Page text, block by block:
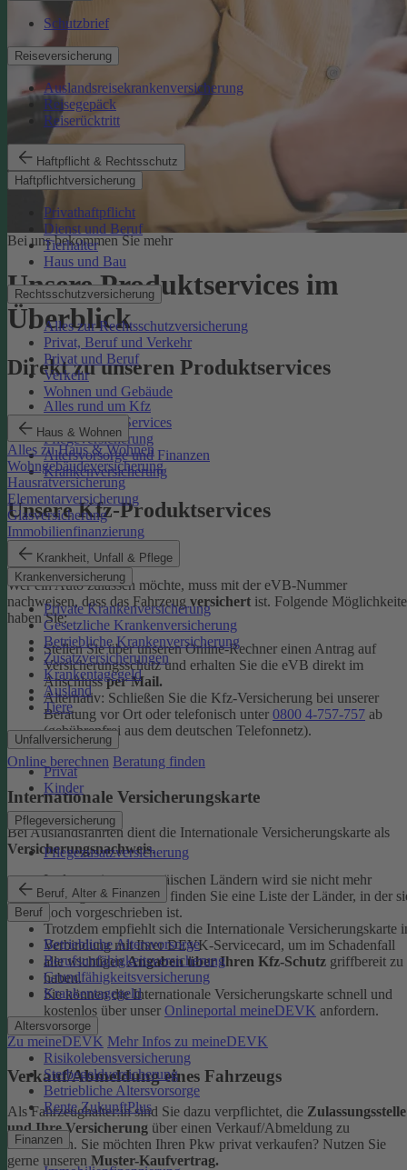
Schutzbrief
Reiseversicherung
Auslandsreisekrankenversicherung
Reisegepäck
Reiserücktritt
Haftpflicht & Rechtsschutz
Haftpflichtversicherung
Privathaftpflicht
Dienst und Beruf
Tierhalter
Haus und Bau
Rechtsschutzversicherung
Alles zur Rechtsschutzversicherung
Privat, Beruf und Verkehr
Privat und Beruf
Verkehr
Wohnen und Gebäude
Haus & Wohnen
Alles zu Haus & Wohnen
Wohngebäudeversicherung
Hausratversicherung
Elementarversicherung
Glasversicherung
Immobilienfinanzierung
Krankheit, Unfall & Pflege
Krankenversicherung
Private Krankenversicherung
Gesetzliche Krankenversicherung
Betriebliche Krankenversicherung
Zusatzversicherungen
Krankentagegeld
Ausland
Tiere
Unfallversicherung
Privat
Kinder
Pflegeversicherung
Pflegezusatzversicherung
Beruf, Alter & Finanzen
Beruf
Betriebliche Altersvorsorge
Berufsunfähigkeitsversicherung
Grundfähigkeitsversicherung
Krankentagegeld
Altersvorsorge
Risikolebensversicherung
Sterbegeldversicherung
Betriebliche Altersvorsorge
Rente ZukunftPlus
Finanzen
Bei uns bekommen Sie mehr
Unsere Produktservices im
Überblick
Direkt zu unseren Produktservices
Alles rund um Kfz
Rechtsschutz-Services
Pflegeversicherung
Altersvorsorge und Finanzen
Krankenversicherung
Unsere Kfz-Produktservices
eVB-Nummer
Wer ein Auto zulassen möchte, muss mit der eVB-Nummer
nachweisen, dass das Fahrzeug versichert ist. Folgende
haben Sie:
Stellen Sie über unseren Online-Rechner einen Antrag auf
Versicherungsschutz und erhalten Sie die eVB direkt im
Anschlussper Mail.
Alternativ: Schließen Sie die Kfz-​Versicherung bei unserer
Beratung vor Ort oder telefonisch unter 0800 4-​757-757 ab
(gebührenfrei aus dem deutschen Telefonnetz).
Online berechnen Beratung finden
Internationale Versicherungskarte
Bei Auslandsfahrten dient die Internationale Versicherungskarte als
Versicherungsnachweis.
In den meisten europäischen Ländern wird sie nicht mehr
verlangt. In denFAQ
finden Sie eine Liste der Länder, in der
noch vorgeschrieben ist.
Trotzdem empfiehlt sich die Internationale Versicherungskarte
Verbindung mit Ihrer DEVK-Servicecard, um im Schadenfall
alle wichtigenAngaben über Ihren Kfz-Schutz griffbereit zu
haben.
Sie können die Internationale Versicherungskarte schnell und
kostenlos über unser Onlineportal meineDEVK anfordern.
Zu meineDEVK Mehr Infos zu meineDEVK
Verkauf/Abmeldung eines Fahrzeugs
Als Fahrzeughalter:in sind Sie dazu verpflichtet, die Zulassungsstelle
und Ihre Versicherung über einen Verkauf/Abmeldung zu
informieren. Sie möchten Ihren Pkw privat verkaufen? Nutzen Sie
gerne unseren Muster-Kaufvertrag.